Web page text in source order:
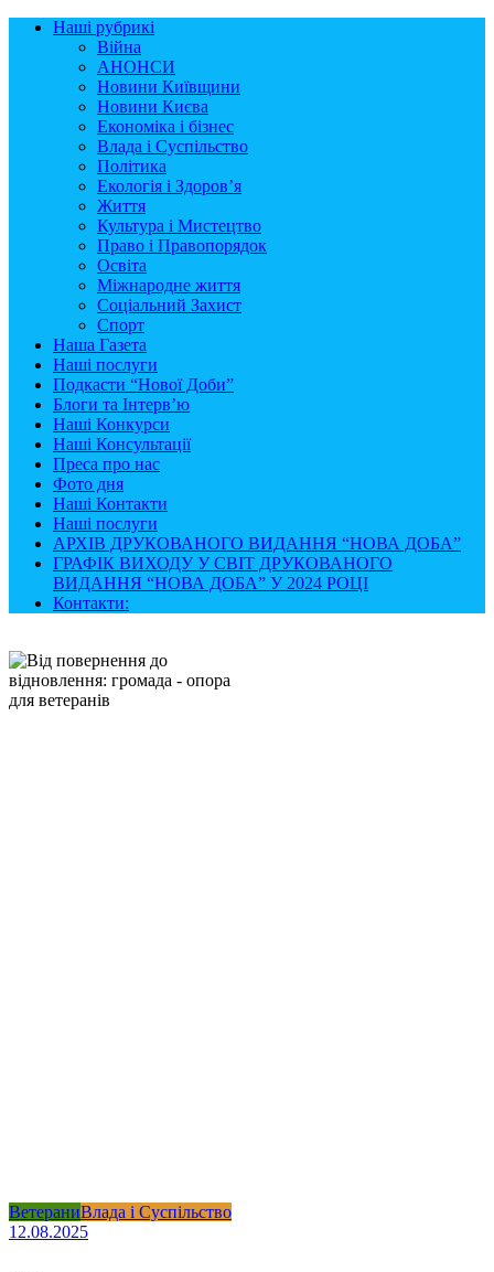
Наші рубрикі
Війна
АНОНСИ
Новини Київщини
Новини Києва
Економіка і бізнес
Влада і Суспільство
Політика
Екологія і Здоров’я
Життя
Культура і Мистецтво
Право і Правопорядок
Освіта
Міжнародне життя
Соціальний Захист
Спорт
Наша Газета
Наші послуги
Подкасти “Нової Доби”
Блоги та Інтерв’ю
Наші Конкурси
Наші Консультації
Преса про нас
Фото дня
Наші Контакти
Наші послуги
АРХІВ ДРУКОВАНОГО ВИДАННЯ “НОВА ДОБА”
ГРАФІК ВИХОДУ У СВІТ ДРУКОВАНОГО
ВИДАННЯ “НОВА ДОБА” У 2024 РОЦІ
Контакти:
ВетераниВлада і Суспільство
12.08.2025